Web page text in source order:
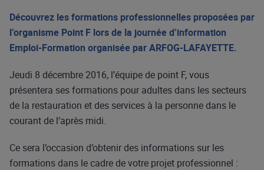
Découvrez les formations professionnelles proposées par
l’organisme Point F lors de la journée d’information
Emploi-Formation organisée par ARFOG-LAFAYETTE.
Jeudi 8 décembre 2016, l’équipe de point F, vous
présentera ses formations pour adultes dans les secteurs
de la restauration et des services à la personne dans le
courant de l’après midi.
Ce sera l’occasion d’obtenir des informations sur les
formations dans le cadre de votre projet professionnel :